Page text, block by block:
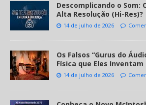
Descomplicando o Som:
Alta Resolução (Hi-Res)?
14 de julho de 2026
Os Falsos “Gurus do
Física que Eles Inventam
14 de julho de 2026